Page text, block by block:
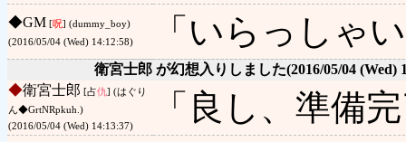
◆GM [呪] (dummy_boy)
(2016/05/04 (Wed) 14:12:58)
「いらっしゃ
衛宮士郎 が幻想入りしました(2016/05/04 (Wed)
◆衛宮士郎 [占仇] (はぐり
ん◆GrtNRpkuh.)
(2016/05/04 (Wed) 14:13:37)
「良し、準備